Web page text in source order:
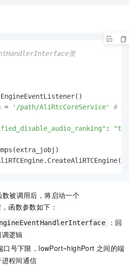
类
=
'/path/AliRtcCoreService'
#
:
"true"
数被调用后，将启动一个
函数参数如下：
：回
逻辑
口号下限，lowPort~highPort 之间的端
程间通信